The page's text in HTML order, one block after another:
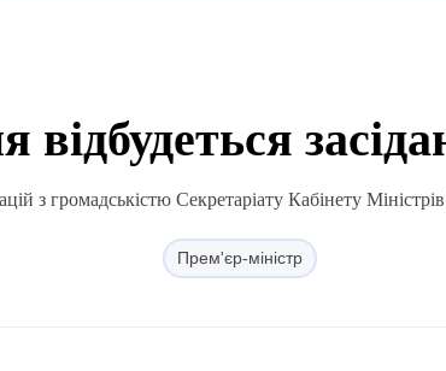
відбудеться
з громадськістю Секретаріату Кабінету
Прем'єр-міністр